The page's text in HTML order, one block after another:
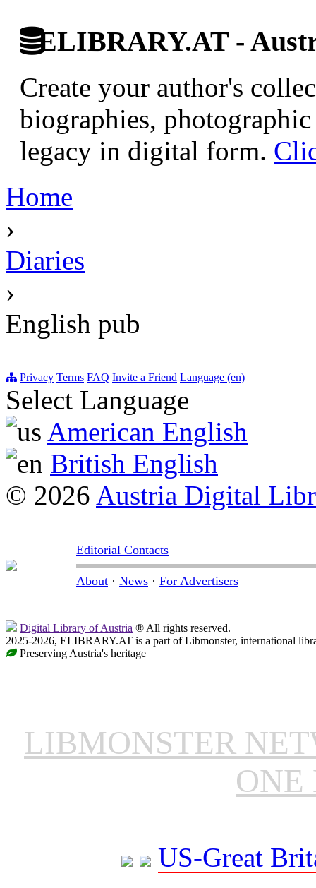
ELIBRARY.AT -
Create your author's
biographies,
legacy in digital form.
Home
›
Diaries
›
English pub
Privacy Terms FAQ Invite a Friend Language (en)
Select Language
American English
British English
© 2026 Austria Digital
Editorial Contacts
About · News · For Advertisers
Digital Library of Austria ® All rights reserved.
2025-2026, ELIBRARY.AT is a part of Libmonster, international
Preserving Austria's heritage
LIBMONSTER
ONE
US-Great